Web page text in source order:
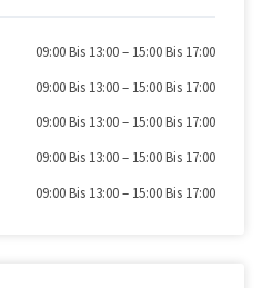
09:00 Bis 13:00– 15:00 Bis 17:00
09:00 Bis 13:00– 15:00 Bis 17:00
09:00 Bis 13:00– 15:00 Bis 17:00
09:00 Bis 13:00– 15:00 Bis 17:00
09:00 Bis 13:00– 15:00 Bis 17:00